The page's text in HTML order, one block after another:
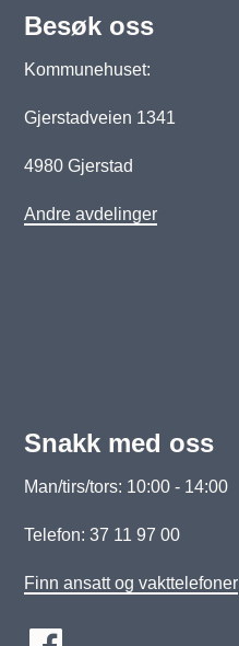
Besøk oss
Kommunehuset:
Gjerstadveien 1341
4980 Gjerstad
Andre avdelinger
Snakk med oss
Man/tirs/tors: 10:00 - 14:00
Telefon: 37 11 97 00
Finn ansatt og vakttelefoner